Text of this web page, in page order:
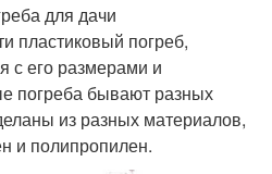
для дачи
пластиковый погреб,
с его размерами и
погреба бывают разных
из разных материалов,
и полипропилен.